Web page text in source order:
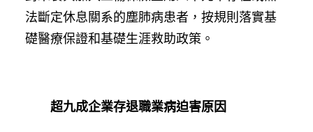
法斷定休息關系的塵肺病患者，按規則落實基
礎醫療保證和基礎生涯救助政策。
超九成企業存退職業病迫害原因